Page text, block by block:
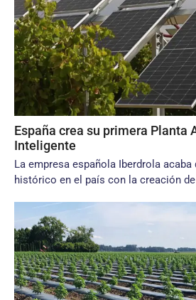
España crea su primera Planta
Inteligente
La empresa española Iberdrola
histórico en el país con la creación